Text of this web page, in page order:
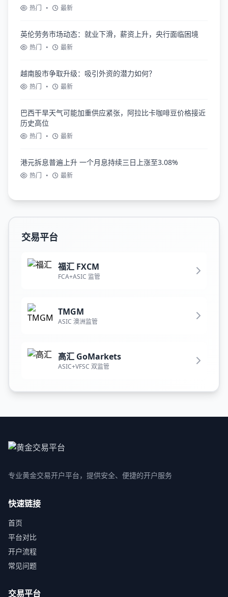
热门 • 最新
英伦劳务市场动态：就业下滑，薪资上升，央行面临困境
热门 • 最新
越南股市争取升级：吸引外资的潜力如何？
热门 • 最新
巴西干旱天气可能加重供应紧张，阿拉比卡咖啡豆价格接近
历史高位
热门 • 最新
港元拆息普遍上升 一个月息持续三日上涨至3.08%
热门 • 最新
交易平台
福汇 FXCM
FCA+ASIC 监管
TMGM
ASIC 澳洲监管
高汇 GoMarkets
ASIC+VFSC 双监管
专业黄金交易开户平台，提供安全、便捷的开户服务
快速链接
首页
平台对比
开户流程
常见问题
交易平台